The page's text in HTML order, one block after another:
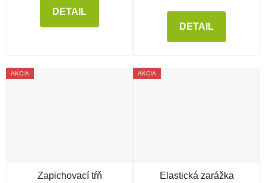
DETAIL
DETAIL
AKCIA
Zapichovací tŕň
AKCIA
Elastická zarážka